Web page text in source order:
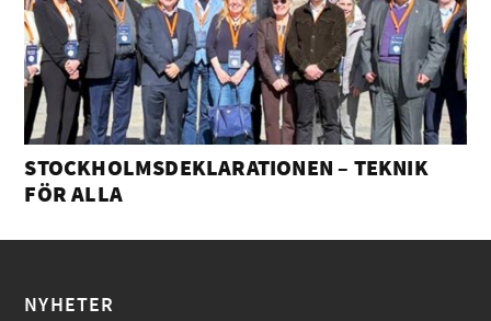
STOCKHOLMSDEKLARATIONEN – TEKNIK
FÖR ALLA
NYHETER